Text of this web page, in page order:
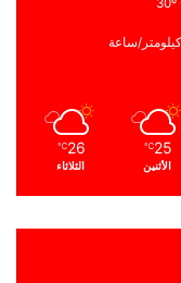
25
℃
الأثنين
26
℃
الثلاثاء